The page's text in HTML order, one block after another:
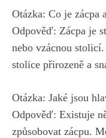
Otázka: Co je zácpa
Odpověď: Zácpa je
nebo vzácnou
stolice přirozeně a
Otázka: Jaké jsou
Odpověď: Existuje
způsobovat zácpu.